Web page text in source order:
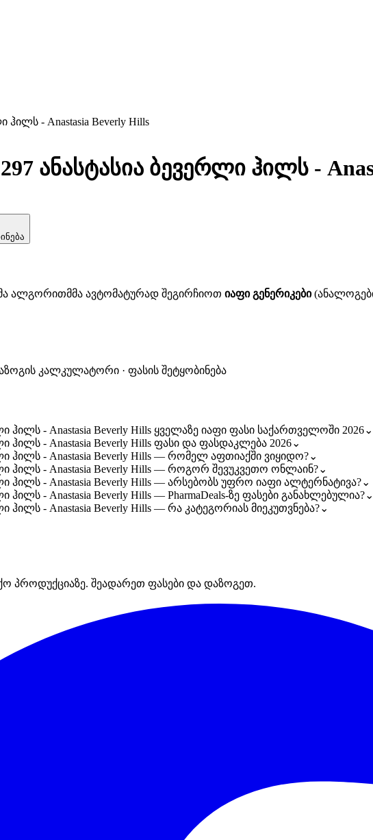
ჰილს - Anastasia Beverly Hills
ანასტასია ბევერლი ჰილს -
ალგორითმმა ავტომატურად შეგირჩიოთ იაფი გენერიკები
კალკულატორი · ფასის შეტყობინება
ჰილს - Anastasia Beverly Hills ყველაზე იაფი ფასი საქართველოში 2026⌄
ჰილს - Anastasia Beverly Hills ფასი და ფასდაკლება 2026⌄
ჰილს - Anastasia Beverly Hills — რომელ აფთიაქში ვიყიდო?⌄
ჰილს - Anastasia Beverly Hills — როგორ შევუკვეთო ონლაინ?⌄
ჰილს - Anastasia Beverly Hills — არსებობს უფრო იაფი ალტერნატივა?⌄
ჰილს - Anastasia Beverly Hills — PharmaDeals-ზე ფასები განახლებულია?⌄
ჰილს - Anastasia Beverly Hills — რა კატეგორიას მიეკუთვნება?⌄
პროდუქციაზე. შეადარეთ ფასები და დაზოგეთ.